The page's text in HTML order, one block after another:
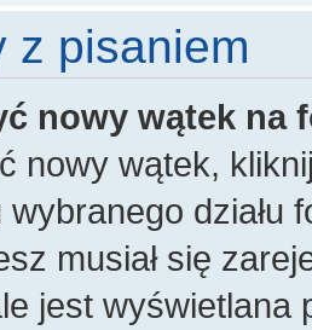
z pisaniem
nowy wątek na
nowy wątek,
działu
musiał się
jest wyświetlana